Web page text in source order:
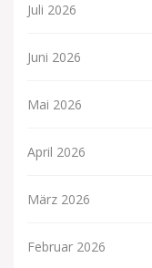
Juli 2026
Juni 2026
Mai 2026
April 2026
März 2026
Februar 2026